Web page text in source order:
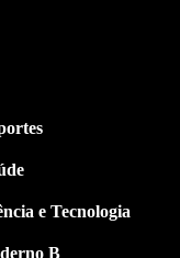
e Tecnologia
B